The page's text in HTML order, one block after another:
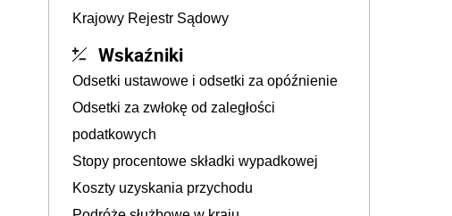
Krajowy Rejestr Sądowy
Wskaźniki
Odsetki ustawowe i odsetki za opóźnienie
Odsetki za zwłokę od zaległości
podatkowych
Stopy procentowe składki wypadkowej
Koszty uzyskania przychodu